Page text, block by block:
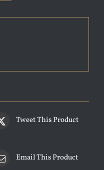
Tweet This Product
Email This Product